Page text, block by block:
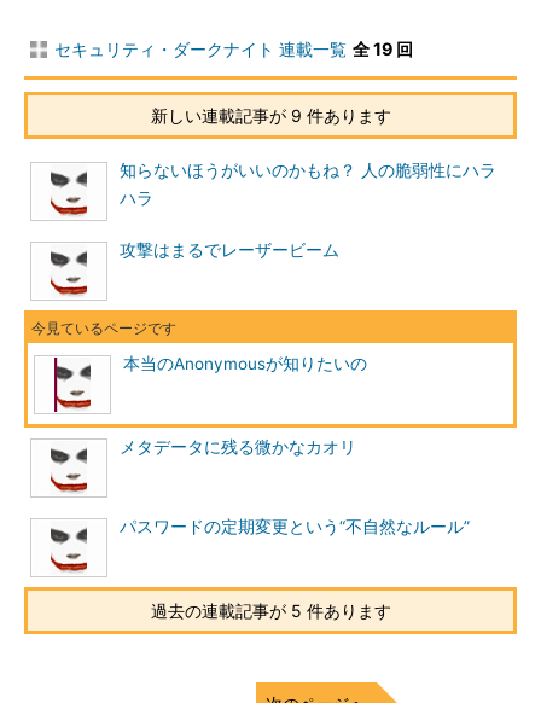
セキュリティ・ダークナイト 連載一覧 全 19 回
新しい連載記事が 9 件あります
知らないほうがいいのかもね？ 人の脆弱性にハラ
ハラ
攻撃はまるでレーザービーム
本当のAnonymousが知りたいの
メタデータに残る微かなカオリ
パスワードの定期変更という“不自然なルール”
過去の連載記事が 5 件あります